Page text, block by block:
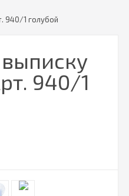
940/1 голубой
940/1